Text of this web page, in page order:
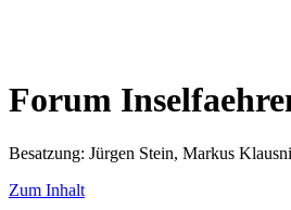
Forum
Besatzung: Jürgen Stein, Markus
Zum Inhalt